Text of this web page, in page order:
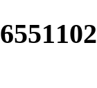
6551102